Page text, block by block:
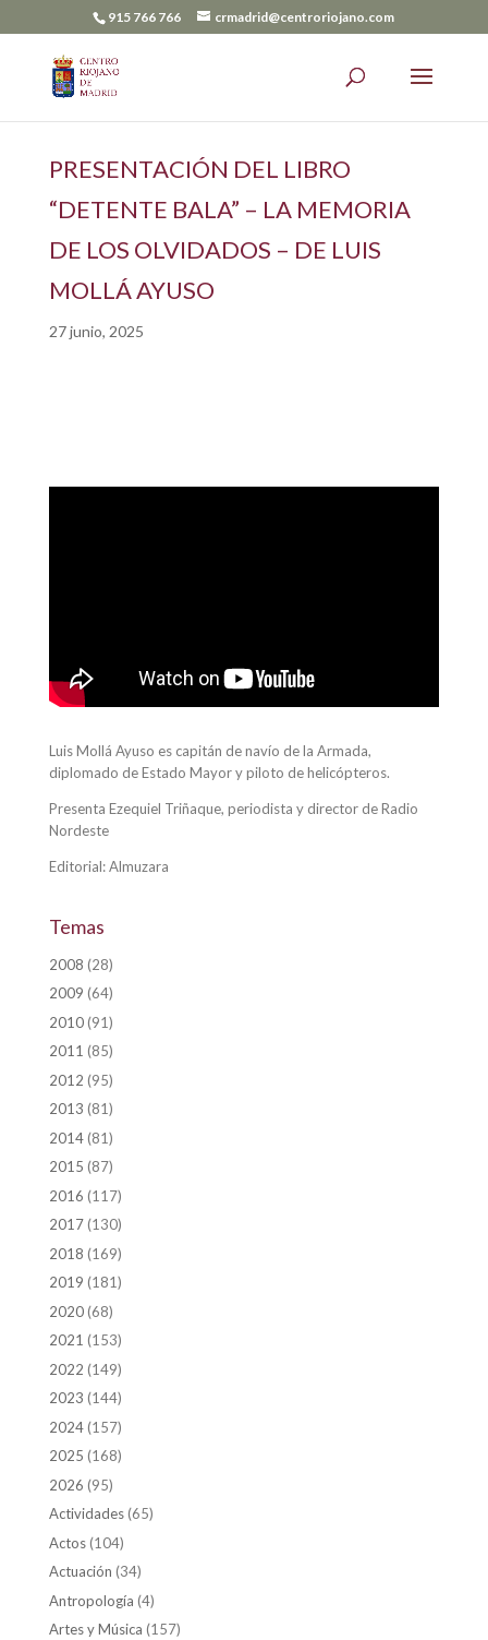
915 766 766 crmadrid@centroriojano.com
PRESENTACIÓN DEL LIBRO
“DETENTE BALA” – LA MEMORIA
DE LOS OLVIDADOS – DE LUIS
MOLLÁ AYUSO
27 junio, 2025
Luis Mollá Ayuso es capitán de navío de la Armada,
diplomado de Estado Mayor y piloto de helicópteros.
Presenta Ezequiel Triñaque, periodista y director de Radio
Nordeste
Editorial: Almuzara
Temas
2008 (28)
2009 (64)
2010(91)
2011 (85)
2012 (95)
2013 (81)
2014(81)
2015 (87)
2016 (117)
2017(130)
2018 (169)
2019 (181)
2020(68)
2021 (153)
2022 (149)
2023 (144)
2024(157)
2025 (168)
2026 (95)
Actividades(65)
Actos(104)
Actuación (34)
Antropología (4)
Artes y Música (157)